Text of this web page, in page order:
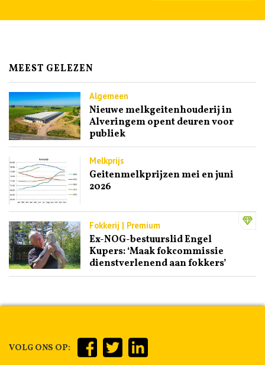
MEEST GELEZEN
Algemeen
Nieuwe melkgeitenhouderij in
Alveringem opent deuren voor
publiek
Melkprijs
Geitenmelkprijzen mei en juni
2026
Fokkerij | Premium
Ex-NOG-bestuurslid Engel
Kupers: ‘Maak fokcommissie
dienstverlenend aan fokkers’
VOLG ONS OP: